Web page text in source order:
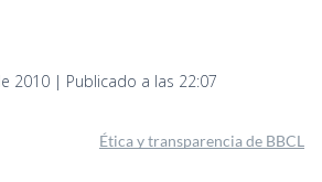
2010 | Publicado a las 22:07
Ética y transparencia de BBCL